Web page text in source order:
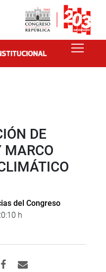
DE
MARCO
del Congreso
h